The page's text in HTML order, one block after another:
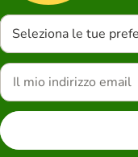
Seleziona le tue